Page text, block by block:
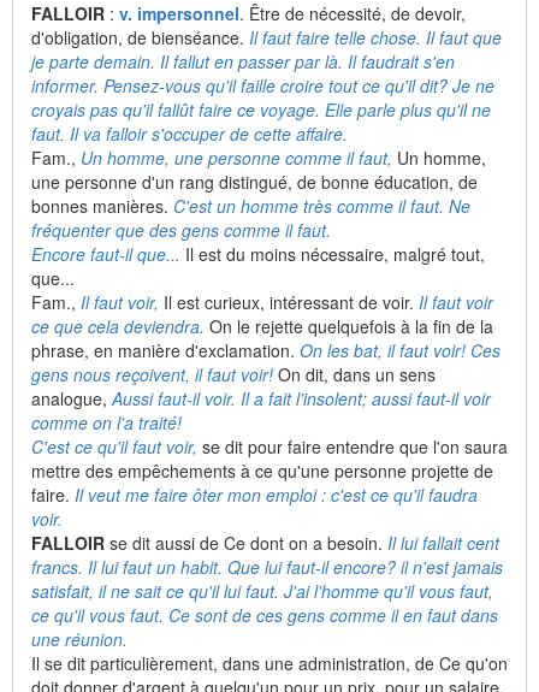
FALLOIR : v. impersonnel. Être de nécessité, de devoir,
d'obligation, de bienséance. Il faut faire telle chose. Il faut que
je parte demain. Il fallut en passer par là. Il faudrait s'en
informer. Pensez-vous qu'il faille croire tout ce qu'il dit? Je ne
croyais pas qu'il fallût faire ce voyage. Elle parle plus qu'il ne
faut. Il va falloir s'occuper de cette affaire.
Fam., Un homme, une personne comme il faut, Un homme,
une personne d'un rang distingué, de bonne éducation, de
bonnes manières. C'est un homme très comme il faut. Ne
fréquenter que des gens comme il faut.
Encore faut-il que... Il est du moins nécessaire, malgré tout,
que...
Fam., Il faut voir, Il est curieux, intéressant de voir. Il faut voir
ce que cela deviendra. On le rejette quelquefois à la fin de la
phrase, en manière d'exclamation. On les bat, il faut voir! Ces
gens nous reçoivent, il faut voir! On dit, dans un sens
analogue,Aussi faut-il voir. Il a fait l'insolent; aussi faut-il voir
comme on l'a traité!
C'est ce qu'il faut voir, se dit pour faire entendre que l'on saura
mettre des empêchements à ce qu'une personne projette de
faire. Il veut me faire ôter mon emploi : c'est ce qu'il faudra
voir.
FALLOIR se dit aussi de Ce dont on a besoin. Il lui fallait cent
francs. Il lui faut un habit. Que lui faut-il encore? il n'est jamais
satisfait, il ne sait ce qu'il lui faut. J'ai l'homme qu'il vous faut,
ce qu'il vous faut. Ce sont de ces gens comme il en faut dans
une réunion.
Il se dit particulièrement, dans une administration, de Ce qu'on
doit donner d'argent à quelqu'un pour un prix, pour un salaire.